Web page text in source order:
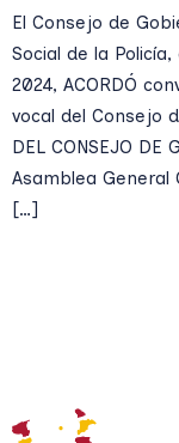
El Consejo de
Social de la
2024, ACORDÓ
vocal del Consejo
DEL CONSEJO
Asamblea
[…]